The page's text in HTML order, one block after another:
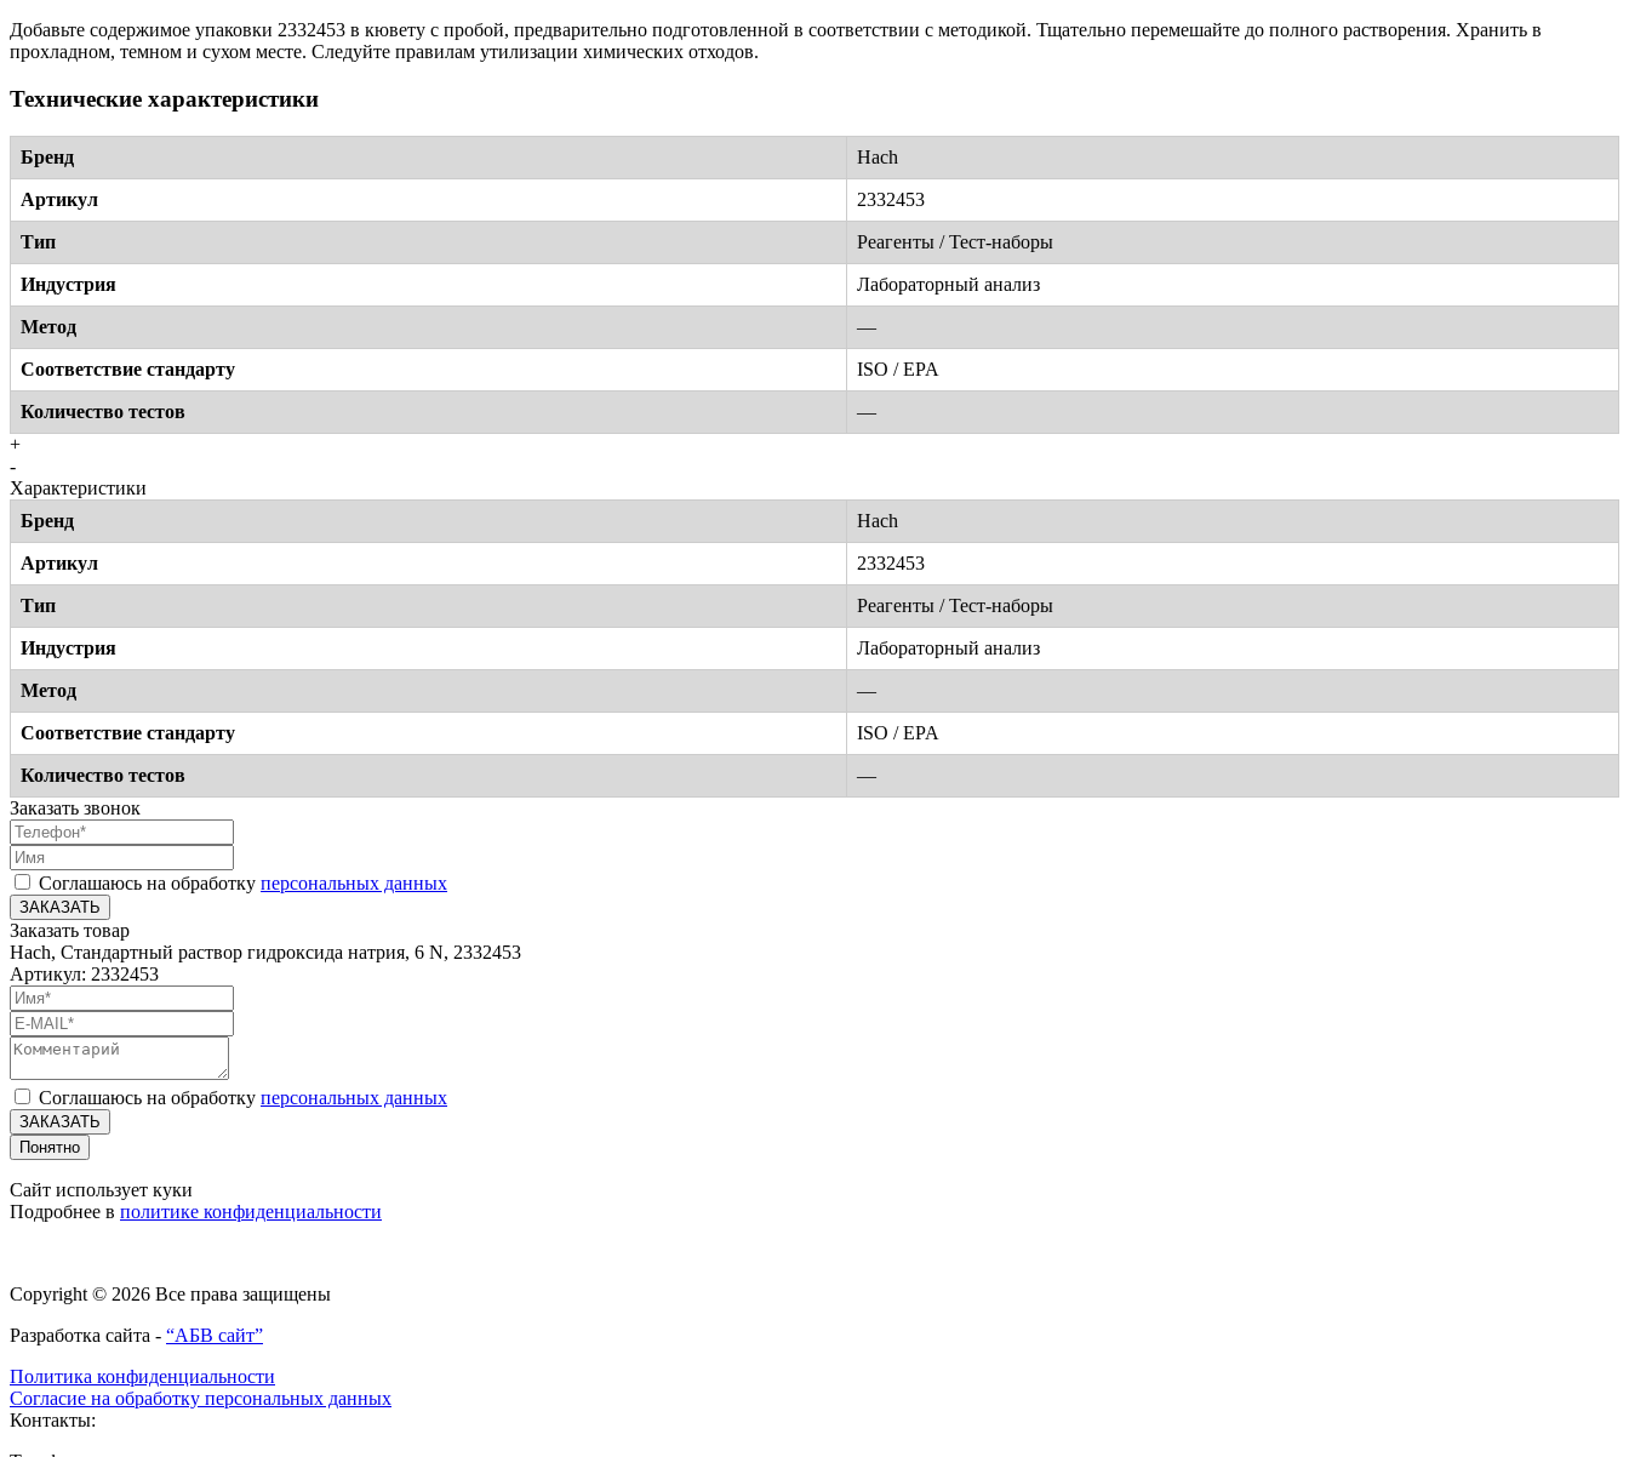
Добавьте содержимое упаковки 2332453 в кювету с пробой, предварительно подготовленной в соответствии с методикой. Тщательно перемешайте до полного растворения. Хранить в
прохладном, темном и сухом месте. Следуйте правилам утилизации химических отходов.
Технические характеристики
Бренд Hach
Артикул 2332453
Тип Реагенты / Тест-наборы
Индустрия Лабораторный анализ
Метод —
Соответствие стандарту ISO / EPA
Количество тестов
—
+
-
Характеристики
Бренд
Hach
Артикул 2332453
Тип Реагенты / Тест-наборы
Индустрия Лабораторный анализ
Метод —
Соответствие стандарту ISO / EPA
Количество тестов
—
Заказать звонок
Соглашаюсь на обработку персональных данных
ЗАКАЗАТЬ
Заказать товар
Hach, Стандартный раствор гидроксида натрия, 6 N, 2332453
Артикул: 2332453
Соглашаюсь на обработку персональных данных
ЗАКАЗАТЬ
Понятно
Сайт использует куки
Подробнее в политике конфиденциальности
Copyright © 2026 Все права защищены
Разработка сайта - “АБВ сайт”
Политика конфиденциальности
Согласие на обработку персональных данных
Контакты: